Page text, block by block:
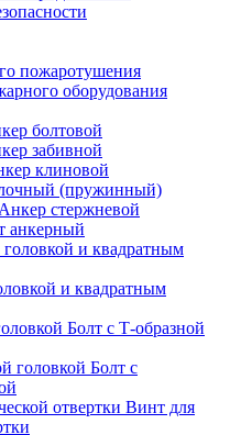
пожаротушения
оборудования
болтовой
забивной
клиновой
(пружинный)
Анкер стержневой
анкерный
и квадратным
Болт с Т-образной
Болт с
Винт для